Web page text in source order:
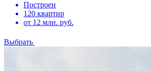
Построен
120 квартир
от 12 млн. руб.
Выбрать